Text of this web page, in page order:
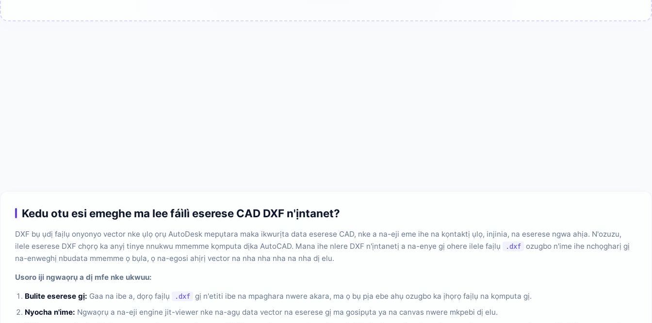
Kedu otu esi emeghe ma lee fáìlì eserese CAD DXF n'ịntanet?
DXF bụ ụdị faịlụ onyonyo vector nke ụlọ ọrụ AutoDesk mepụtara maka ikwurịta data eserese CAD, nke a na-eji eme ihe na kọntaktị ụlọ, injinia, na eserese ngwa ahịa. N'ozuzu,
ilele eserese DXF chọrọ ka anyị tinye nnukwu mmemme kọmputa dịka AutoCAD. Mana ihe nlere DXF n'ịntanetị a na-enye gị ohere ilele faịlụ
.dxf
ozugbo n'ime ihe nchọgharị gị
na-enweghị nbudata mmemme ọ bụla, ọ na-egosi ahịrị vector na nha nha nha na nha dị elu.
Usoro iji ngwaọrụ a dị mfe nke ukwuu:
Bulite eserese gị: Gaa na ibe a, dọrọ faịlụ .dxf
gị n'etiti ibe na mpaghara nwere akara, ma ọ bụ pịa ebe ahụ ozugbo ka ịhọrọ faịlụ na kọmputa gị.
Nyocha n'ime: Ngwaọrụ a na-eji engine jit-viewer nke na-agụ data vector na eserese gị ma gosipụta ya na canvas nwere mkpebi dị elu.